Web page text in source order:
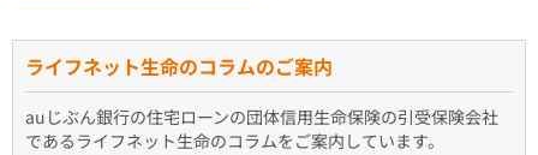
ライフネット生命のコラムのご案内
auじぶん銀行の住宅ローンの団体信用生命保険の引受保険会社
であるライフネット生命のコラムをご案内しています。